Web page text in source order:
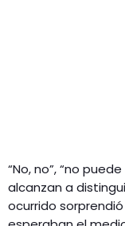
“No, no”, “no
alcanzan a
ocurrido